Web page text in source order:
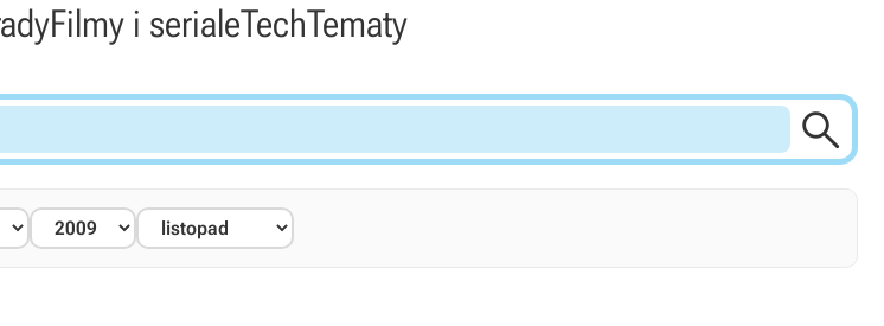
Filmy i serialeTechTematy
